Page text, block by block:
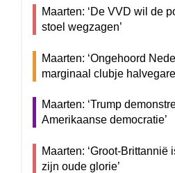
Maarten: ‘De VVD wil de
stoel wegzagen’
Maarten: ‘Ongehoord
marginaal clubje
Maarten: ‘Trump
Amerikaanse democratie’
Maarten: ‘Groot-Brittannië
zijn oude glorie’